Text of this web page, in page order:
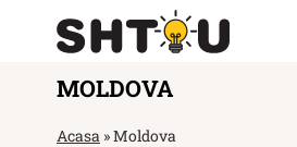
MOLDOVA
Acasa »Moldova